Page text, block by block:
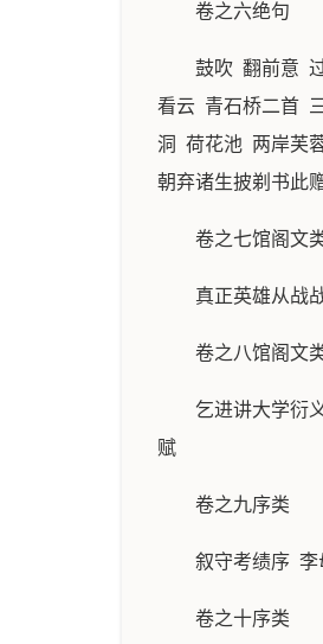
卷之六绝句
鼓吹 翻前意
看云 青石桥二首
洞 荷花池 两岸芙
朝弃诸生披剃书此
卷之七馆阁文
真正英雄从战
卷之八馆阁文
乞进讲大学衍
赋
卷之九序类
叙守考绩序
卷之十序类